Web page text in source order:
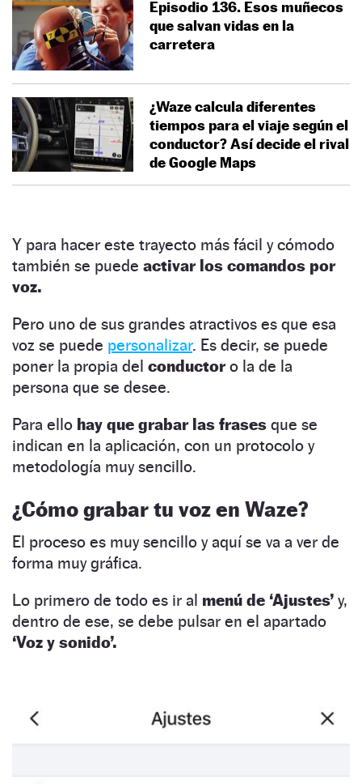
Episodio 136. Esos muñecos
que salvan vidas en la
carretera
¿Waze calcula diferentes
tiempos para el viaje según el
conductor? Así decide el rival
de Google Maps
Y para hacer este trayecto más fácil y cómodo
también se puede activar los comandos por
voz.
Pero uno de sus grandes atractivos es que esa
voz se puede personalizar. Es decir, se puede
poner la propia del conductoro la de la
persona que se desee.
Para ello hay que grabar las frases que se
indican en la aplicación, con un protocolo y
metodología muy sencillo.
¿Cómo grabar tu voz en Waze?
El proceso es muy sencillo y aquí se va a ver de
forma muy gráfica.
Lo primero de todo es ir al menú de ‘Ajustes’ y,
dentro de ese, se debe pulsar en el apartado
‘Voz y sonido’.